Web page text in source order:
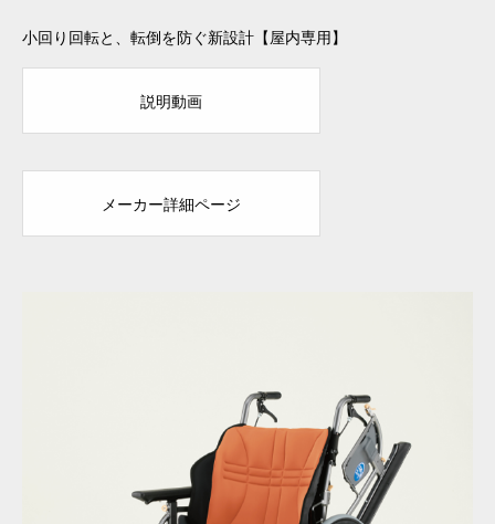
小回り回転と、転倒を防ぐ新設計【屋内専用】
説明動画
メーカー詳細ページ